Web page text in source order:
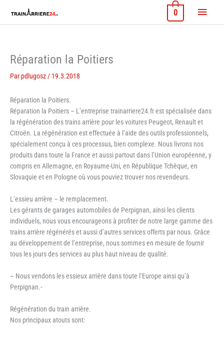
contenu
Menu
0
Réparation la Poitiers
Par pdlugosz / 19.3.2018
Réparation la Poitiers.
Réparation la Poitiers – L’entreprise trainarriere24.fr est spécialisée dans
la régénération des trains arrière pour les voitures Peugeot, Renault et
Citroën. La régénération est effectuée à l’aide des outils professionnels,
spécialement conçu à ces processus, bien complexe. Nous livrons nos
produits dans toute la France et aussi partout dans l’Union européenne, y
compris en Allemagne, en Royaume-Uni, en République Tchèque, en
Slovaquie et en Pologne où vous pouviez trouver nos revendeurs.
L’essieu arrière – le remplacement.
Les gérants de garages automobiles de Perpignan, ainsi les clients
individuels, nous vous encourageons à profiter de notre large gamme des
trains arrière régénérés et aussi d’autres services offerts par nous. Grâce
au développement de l’entreprise, nous sommes en mesure de fournir
tous les jours des services au plus haut niveau de qualité.
– Nous vendons les essieux arrière dans toute l’Europe ainsi qu’à
Perpignan.-
Régénération du train arrière.
Nos principaux atouts sont: